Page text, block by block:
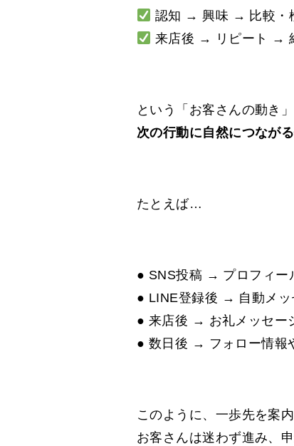
認知 → 興味 → 比較・
来店後 → リピート →
という「お客さんの動き
次の行動に自然につなが
たとえば…
● SNS投稿 → プロフィー
● LINE登録後 → 自動メッ
● 来店後 → お礼メッセー
● 数日後 → フォロー情報
このように、一歩先を案
お客さんは迷わず進み、